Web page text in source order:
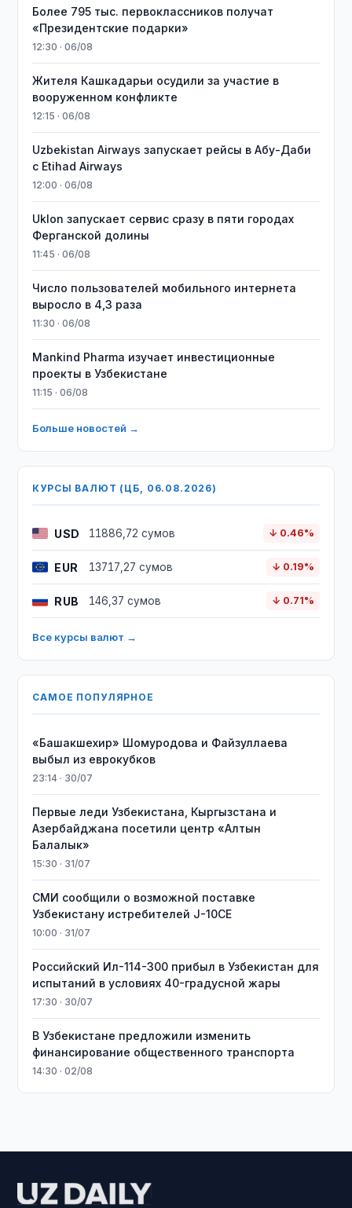
Более 795 тыс. первоклассников получат
«Президентские подарки»
12:30 · 06/08
Жителя Кашкадарьи осудили за участие в
вооруженном конфликте
12:15 · 06/08
Uzbekistan Airways запускает рейсы в Абу-Даби
с Etihad Airways
12:00 · 06/08
Uklon запускает сервис сразу в пяти городах
Ферганской долины
11:45 · 06/08
Число пользователей мобильного интернета
выросло в 4,3 раза
11:30 · 06/08
Mankind Pharma изучает инвестиционные
проекты в Узбекистане
11:15 · 06/08
Больше новостей →
КУРСЫ ВАЛЮТ (ЦБ, 06.08.2026)
USD 11886,72 сумов ↓ 0.46%
EUR 13717,27 сумов ↓ 0.19%
RUB 146,37 сумов ↓ 0.71%
Все курсы валют →
САМОЕ ПОПУЛЯРНОЕ
«Башакшехир» Шомуродова и Файзуллаева
выбыл из еврокубков
23:14 · 30/07
Первые леди Узбекистана, Кыргызстана и
Азербайджана посетили центр «Алтын
Балалык»
15:30 · 31/07
СМИ сообщили о возможной поставке
Узбекистану истребителей J-10CE
10:00 · 31/07
Российский Ил-114-300 прибыл в Узбекистан для
испытаний в условиях 40-градусной жары
17:30 · 30/07
В Узбекистане предложили изменить
финансирование общественного транспорта
14:30 · 02/08